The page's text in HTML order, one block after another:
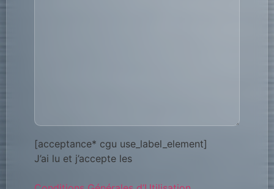
[acceptance* cgu use_label_element]
J’ai lu et j’accepte les